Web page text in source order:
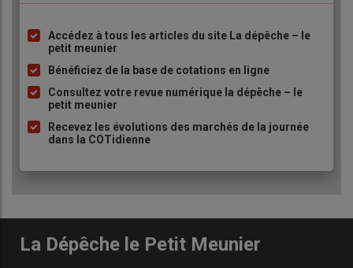
importateurs attendent d’avoir le profil de la récolte 2026 pour
se positionner.
Lire aussi |
céréalières tout juste satisfaisantes en 2025-2026
Liste
puce
Accédez à tous les articles du site La dépêche – le
petit meunier
Bénéficiez de la base de cotations en ligne
Consultez votre revue numérique la dépêche – le
petit meunier
Recevez les évolutions des marchés de la journée
dans la COTidienne
La Dépêche le Petit Meunier